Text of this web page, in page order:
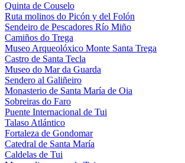
Quinta de Couselo
Ruta molinos do Picón y del Folón
Sendeiro de Pescadores Río Miño
Camiños do Trega
Museo Arqueolóxico Monte Santa Trega
Castro de Santa Tecla
Museo do Mar da Guarda
Sendero al Galiñeiro
Monasterio de Santa María de Oia
Sobreiras do Faro
Puente Internacional de Tui
Talaso Atlántico
Fortaleza de Gondomar
Catedral de Santa María
Caldelas de Tui